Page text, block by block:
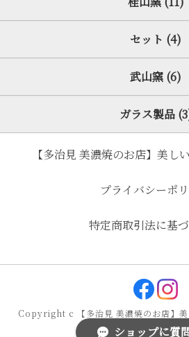
セット (4)
武山窯 (6)
ガラス製品
【多治見 美濃焼のお店】美し
プライバシーポ
特定商取引法に基
Copyright c 【多治見 美濃焼のお店】
Reserved.
ショップに質